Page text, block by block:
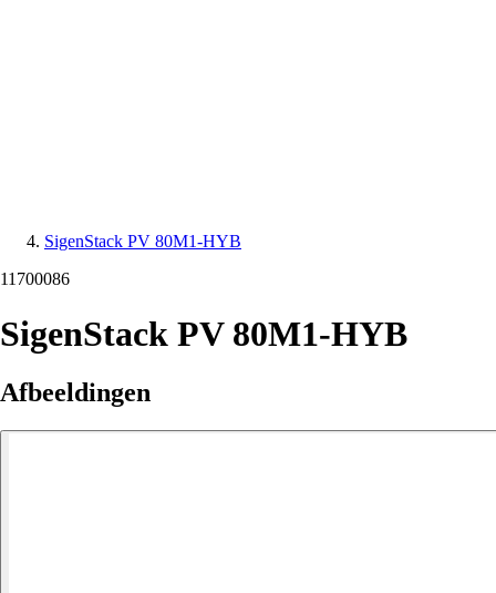
SigenStack PV 80M1-HYB
11700086
SigenStack PV 80M1-HYB
Afbeeldingen